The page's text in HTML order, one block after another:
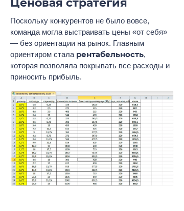
Ценовая стратегия
Поскольку конкурентов не было вовсе,
команда могла выстраивать цены «от себя»
— без ориентации на рынок. Главным
ориентиром стала рентабельность,
которая позволяла покрывать все расходы и
приносить прибыль.